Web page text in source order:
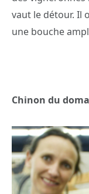
vaut le détour. Il
une bouche
Chinon du